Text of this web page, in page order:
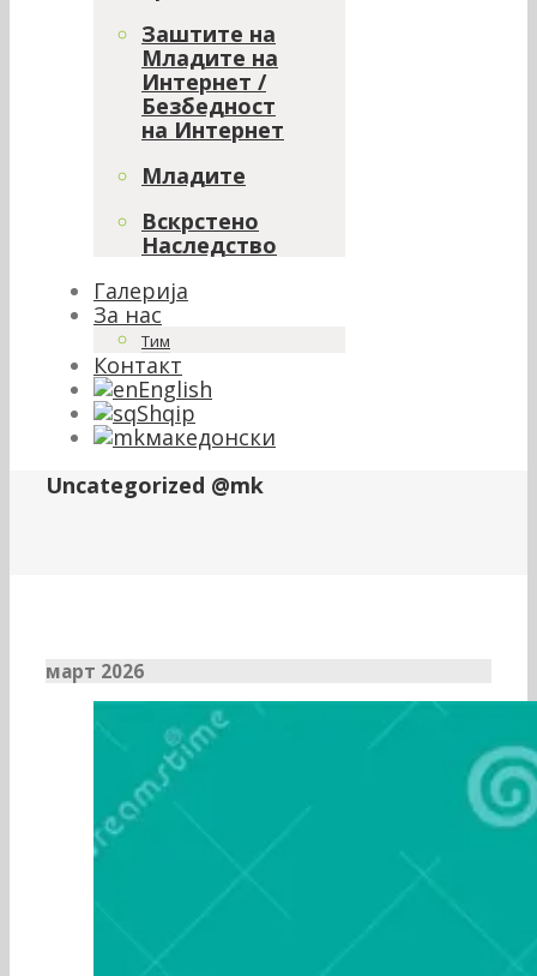
Заштите на
Младите на
Интернет /
Безбедност
на Интернет
Младите
Вскрстено
Наследство
Галерија
За нас
Тим
Контакт
English
Shqip
македонски
Uncategorized @mk
март 2026